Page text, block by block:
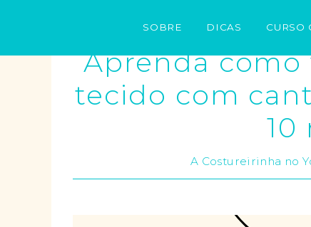
SOBRE DICAS CURSO
Aprenda
tecido com
10
A Costureirinha no